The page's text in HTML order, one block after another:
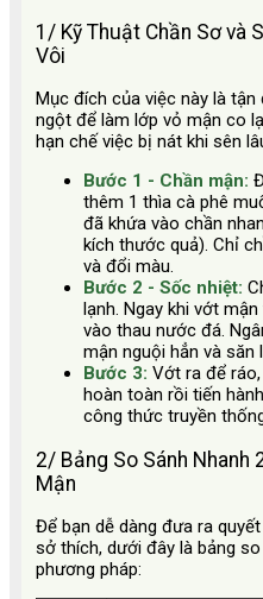
1/ Kỹ Thuật Chần Sơ và
Vôi
Mục đích của việc này là
ngột để làm lớp vỏ mận co
hạn chế việc bị nát khi sên
Bước 1 - Chần mận:
thêm 1 thìa cà phê
đã khứa vào chần
kích thước quả). Chỉ
và đổi màu.
Bước 2 - Sốc nhiệt:
lạnh. Ngay khi vớt
vào thau nước đá.
mận nguội hẳn và săn
Bước 3: Vớt ra để
hoàn toàn rồi tiến
công thức truyền
2/ Bảng So Sánh Nhanh
Mận
Để bạn dễ dàng đưa ra
sở thích, dưới đây là bảng
phương pháp: